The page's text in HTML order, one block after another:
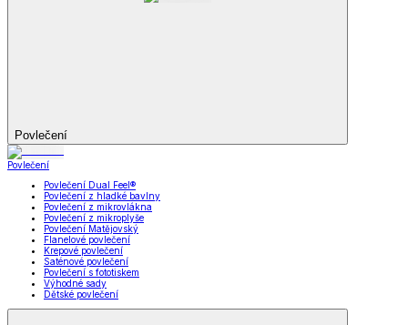
Povlečení
Povlečení
Povlečení Dual Feel®
Povlečení z hladké bavlny
Povlečení z mikrovlákna
Povlečení z mikroplyše
Povlečení Matějovský
Flanelové povlečení
Krepové povlečení
Saténové povlečení
Povlečení s fototiskem
Výhodné sady
Dětské povlečení